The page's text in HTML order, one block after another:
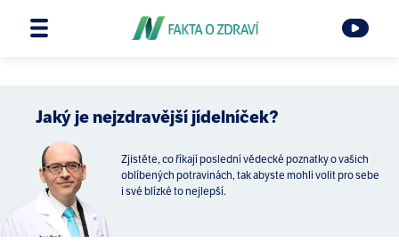
Jaký je nejzdravější jídelníček?
Zjistěte, co říkají poslední vědecké poznatky o vašich
oblíbených potravinách, tak abyste mohli volit pro sebe
i své blízké to nejlepší.